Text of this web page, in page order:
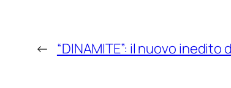
← “DINAMITE”: il nuovo inedito